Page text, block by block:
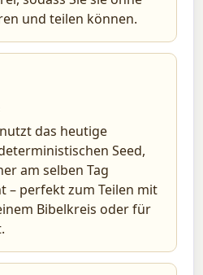
und teilen können.
das heutige
Seed,
am selben Tag
– perfekt zum Teilen mit
Bibelkreis oder für